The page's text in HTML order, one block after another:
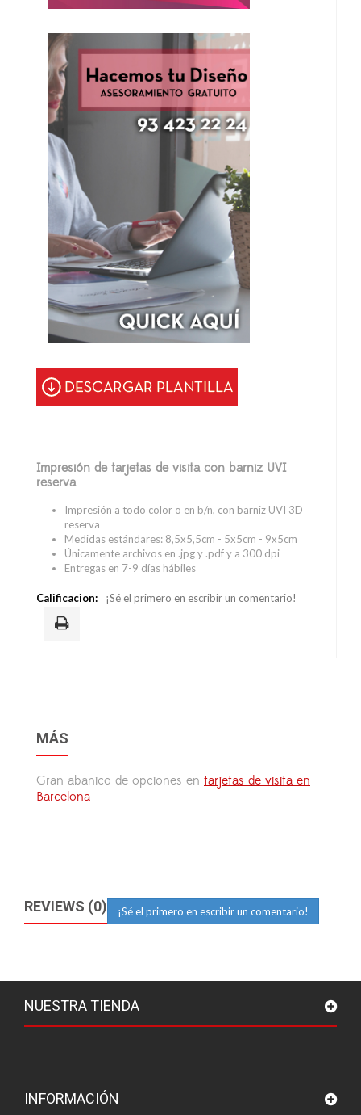
Impresión de tarjetas de visita con barniz UVI
reserva :
Impresión a todo color o en b/n, con barniz UVI 3D
reserva
Medidas estándares: 8,5x5,5cm - 5x5cm - 9x5cm
Únicamente archivos en .jpg y .pdf y a 300 dpi
Entregas en 7-9 días hábiles
Calificacion: ¡Sé el primero en escribir un comentario!
MÁS
Gran abanico de opciones en tarjetas de visita en
Barcelona
REVIEWS (0) ¡Sé el primero en escribir un comentario!
NUESTRA TIENDA
INFORMACIÓN